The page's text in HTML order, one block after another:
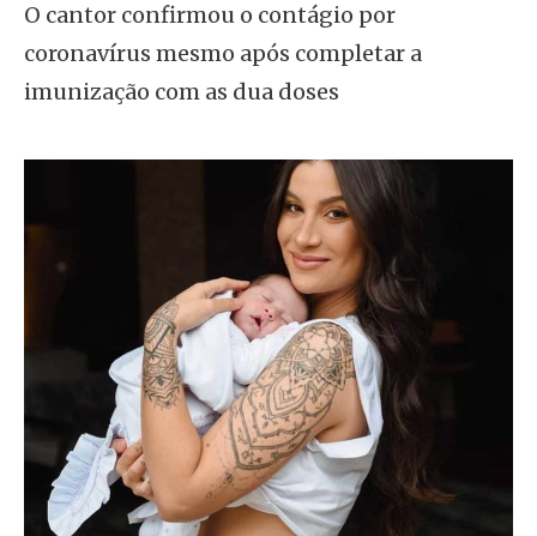
O cantor confirmou o contágio por
coronavírus mesmo após completar a
imunização com as dua doses